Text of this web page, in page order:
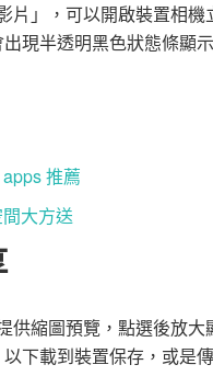
片」，可以開啟裝置相
現半透明黑色狀態條顯
推薦
大方送
供縮圖預覽，點選後放
以下載到裝置保存，或是